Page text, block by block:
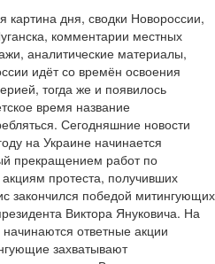
дня, сводки Новороссии,
комментарии местных
аналитические материалы,
идёт со времён освоения
тогда же и появилось
время название
Сегодняшние новости
на Украине начинается
прекращением работ по
протеста, получивших
закончился победой митингующих
Виктора Януковича. На
ответные акции
захватывают